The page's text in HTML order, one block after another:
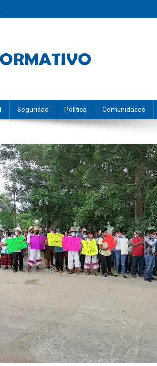
Seguridad Política Comunidades